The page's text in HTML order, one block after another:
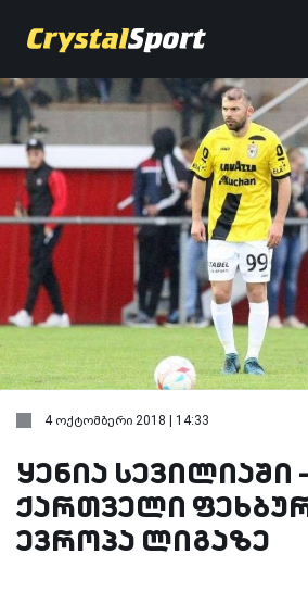
4 ოქტომბერი 2018 | 14:33
ყენია სევილიაში -
ქართველი
ევროპა ლიგაზე